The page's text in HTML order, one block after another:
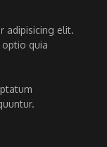
adipisicing elit.
quia